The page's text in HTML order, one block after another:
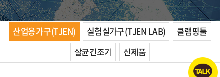
산업용가구(TJEN) 실험실가구(TJEN LAB)
클램핑툴
살균건조기
신제품